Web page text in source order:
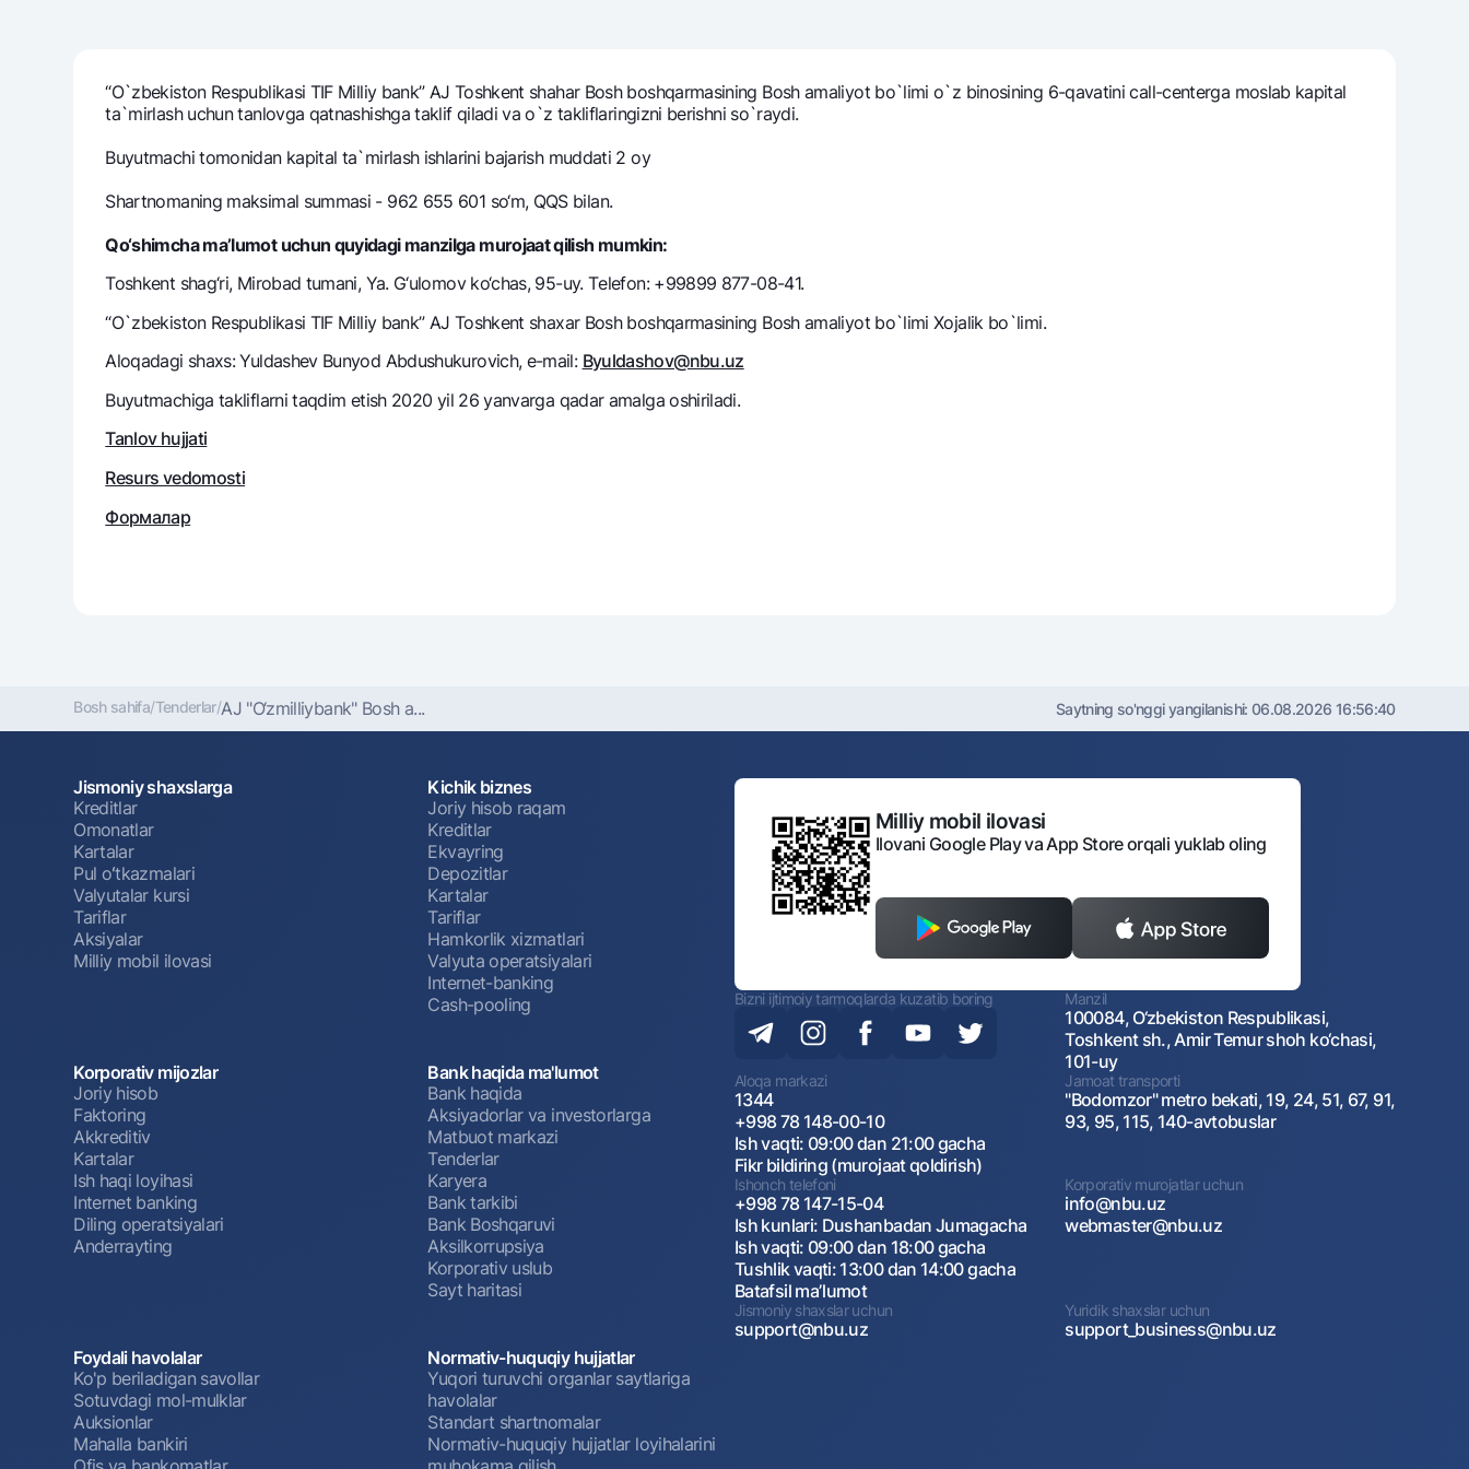
Pul oʻtkazmalari Valyutalar kursi
Eskrou hisobvarag‘i
Tariflar
Aksiyalar
Ko'p beriladigan savollar
Sayt bo‘yicha qidiring
Qidirish
Foydali havolalar
Bizni ijtimoiy tarmoqlarda kuzatib boring
“O`zbekiston Respublikasi TIF Milliy bank” AJ Toshkent shahar Bosh boshqarmasining Bosh amaliyot bo`limi o`z binosining 6-qavatini call-centerga moslab kapital
ta`mirlash uchun tanlovga qatnashishga taklif qiladi va o`z takliflaringizni berishni so`raydi.
Buyutmachi tomonidan kapital ta`mirlash ishlarini bajarish muddati 2 oy
Shartnomaning maksimal summasi - 962 655 601 so‘m, QQS bilan.
Qo‘shimcha ma’lumot uchun quyidagi manzilga murojaat qilish mumkin:
Toshkеnt shag‘ri, Mirobad tumani, Ya. G‘ulomov ko‘chas, 95-uy. Tеlеfon: +99899 877-08-41.
“O`zbekiston Respublikasi TIF Milliy bank” AJ Toshkent shaxar Bosh boshqarmasining Bosh amaliyot bo`limi Xojalik bo`limi.
Aloqadagi shaxs: Yuldashev Bunyod Abdushukurovich, e-mail: Byuldashov@nbu.uz
Buyutmachiga takliflarni taqdim etish 2020 yil 26 yanvarga qadar amalga oshiriladi.
Tanlov hujjati
Resurs vedomosti
Формалар
Bosh sahifa/Tenderlar/AJ "O‘zmilliybank" Bosh a... Saytning so'nggi yangilanishi: 06.08.2026 16:56:40
Jismoniy shaxslarga
Kreditlar
Omonatlar
Kartalar
Pul oʻtkazmalari
Valyutalar kursi
Tariflar
Aksiyalar
Milliy mobil ilovasi
Kichik biznes
Joriy hisob raqam
Kreditlar
Ekvayring
Depozitlar
Kartalar
Tariflar
Hamkorlik xizmatlari
Valyuta operatsiyalari
Internet-banking
Cash-pooling
Korporativ mijozlar
Joriy hisob
Faktoring
Akkreditiv
Kartalar
Ish haqi loyihasi
Internet banking
Diling operatsiyalari
Anderrayting
Bank haqida ma'lumot
Bank haqida
Aksiyadorlar va investorlarga
Matbuot markazi
Tenderlar
Karyera
Bank tarkibi
Bank Boshqaruvi
Aksilkorrupsiya
Korporativ uslub
Sayt haritasi
Foydali havolalar
Ko'p beriladigan savollar
Sotuvdagi mol-mulklar
Auksionlar
Mahalla bankiri
Normativ-huquqiy hujjatlar
Yuqori turuvchi organlar saytlariga
havolalar
Standart shartnomalar
Normativ-huquqiy hujjatlar loyihalarini
Milliy mobil ilovasi
Ilovani Google Play va App Store orqali yuklab oling
Bizni ijtimoiy tarmoqlarda kuzatib boring Manzil
100084, O‘zbekiston Respublikasi,
Toshkent sh., Amir Temur shoh ko‘chasi,
101-uy
Aloqa markazi
1344
+998 78 148-00-10
Ish vaqti: 09:00 dan 21:00 gacha
Fikr bildiring (murojaat qoldirish)
Jamoat transporti
"Bodomzor" metro bekati, 19, 24, 51, 67, 91,
93, 95, 115, 140-avtobuslar
Ishonch telefoni
+998 78 147-15-04
Ish kunlari: Dushanbadan Jumagacha
Ish vaqti: 09:00 dan 18:00 gacha
Tushlik vaqti: 13:00 dan 14:00 gacha
Batafsil maʼlumot
Korporativ murojatlar uchun
info@nbu.uz
webmaster@nbu.uz
Jismoniy shaxslar uchun
support@nbu.uz
Yuridik shaxslar uchun
support_business@nbu.uz